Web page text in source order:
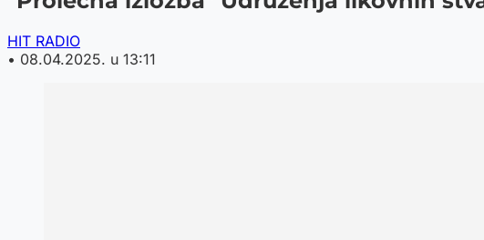
HIT RADIO
• 08.04.2025. u 13:11